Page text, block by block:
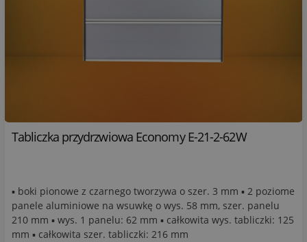
Tabliczka przydrzwiowa Economy E-21-2-62W
▪ boki pionowe z czarnego tworzywa o szer. 3 mm ▪ 2 poziome
panele aluminiowe na wsuwkę o wys. 58 mm, szer. panelu
210 mm ▪ wys. 1 panelu: 62 mm ▪ całkowita wys. tabliczki: 125
mm ▪ całkowita szer. tabliczki: 216 mm